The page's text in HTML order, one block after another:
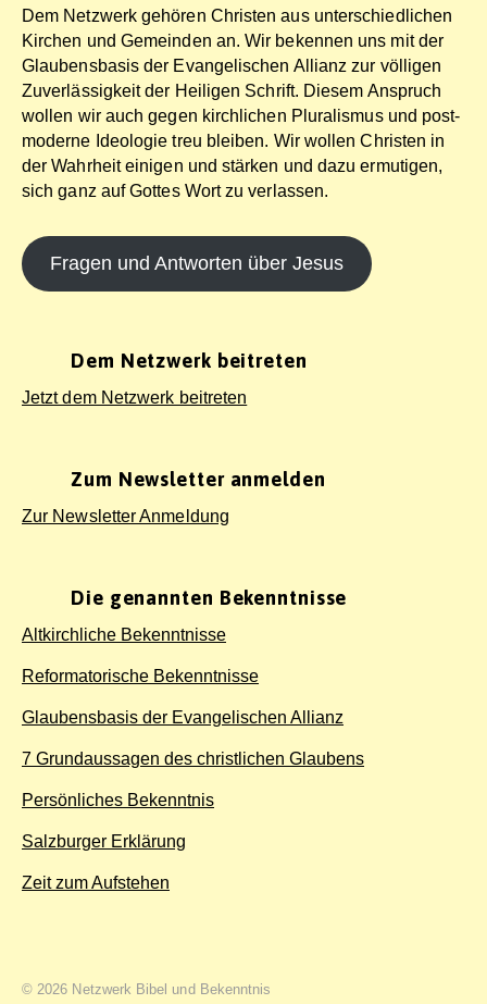
Dem Netzwerk gehören Christen aus unterschiedlichen
Kirchen und Gemeinden an. Wir bekennen uns mit der
Glaubens­basis der Evange­lischen Allianz zur völligen
Zuver­lässigkeit der Heiligen Schrift. Diesem Anspruch
wollen wir auch gegen kirchlichen Plura­lismus und post­
moderne Ideologie treu bleiben. Wir wollen Christen in
der Wahrheit einigen und stärken und dazu ermutigen,
sich ganz auf Gottes Wort zu verlassen.
Fragen und Antworten über Jesus
Dem Netzwerk beitreten
Jetzt dem Netzwerk beitreten
Zum Newsletter anmelden
Zur Newsletter Anmeldung
Die genannten Bekenntnisse
Altkirchliche Bekenntnisse
Reformatorische Bekenntnisse
Glaubensbasis der Evangelischen Allianz
7 Grundaussagen des christlichen Glaubens
Persönliches Bekenntnis
Salzburger Erklärung
Zeit zum Aufstehen
© 2026 Netzwerk Bibel und Bekenntnis